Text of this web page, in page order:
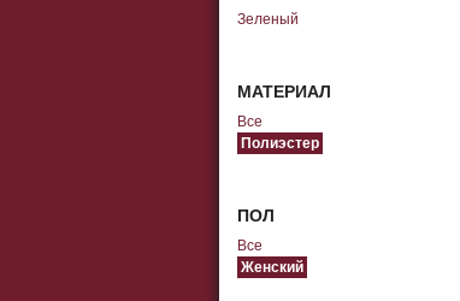
Зеленый
МАТЕРИАЛ
Все
Полиэстер
ПОЛ
Все
Женский